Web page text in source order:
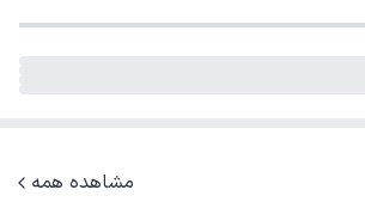
مشاهده همه